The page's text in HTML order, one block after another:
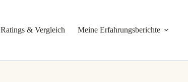
Ratings & Vergleich Meine Erfahrungsberichte